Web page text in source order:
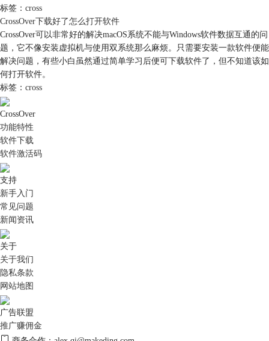
标签： cross
CrossOver下载好了怎么打开软件
CrossOver可以非常好的解决macOS系统不能与Windows软件数据互通的问
题，它不像安装虚拟机与使用双系统那么麻烦。只需要安装一款软件便能
解决问题，有些小白虽然通过简单学习后便可下载软件了，但不知道该如
何打开软件。
标签： cross
CrossOver
功能特性
软件下载
软件激活码
支持
新手入门
常见问题
新闻资讯
关于
关于我们
隐私条款
网站地图
广告联盟
推广赚佣金